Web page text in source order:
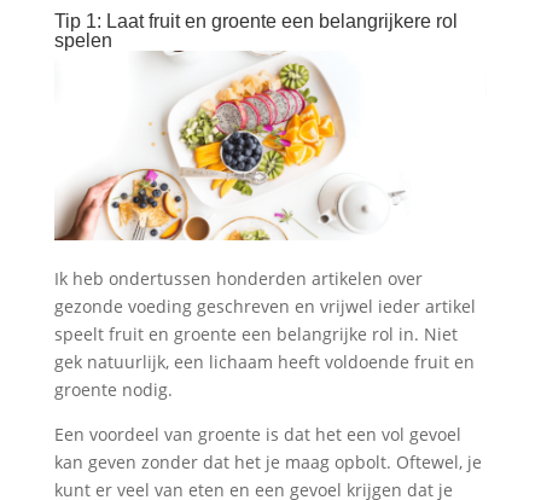
Tip 1: Laat fruit en groente een belangrijkere rol
spelen
Ik heb ondertussen honderden artikelen over
gezonde voeding geschreven en vrijwel ieder artikel
speelt fruit en groente een belangrijke rol in. Niet
gek natuurlijk, een lichaam heeft voldoende fruit en
groente nodig.
Een voordeel van groente is dat het een vol gevoel
kan geven zonder dat het je maag opbolt. Oftewel, je
kunt er veel van eten en een gevoel krijgen dat je